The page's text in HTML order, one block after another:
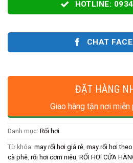
HOTLINE:
CHAT
ĐẶT HÀNG
Giao hàng tận nơi miễn
Danh mục: Rối hơi
Từ khóa: may rối hơi giá rẻ may rối hơi
cà phê rối hơi cơm niêu RỐI HƠI CỬA